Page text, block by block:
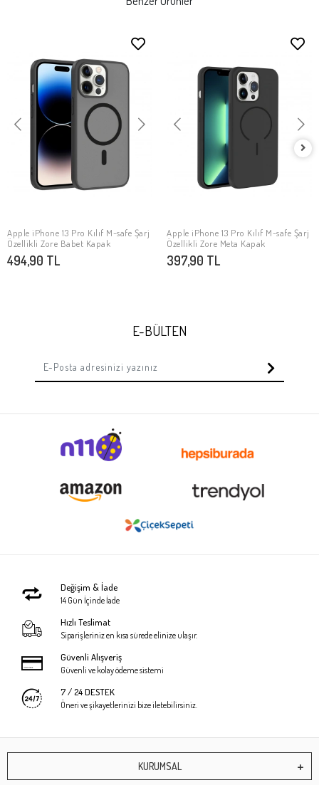
SEPETE EKLE
Apple iPhone 13 Pro Kılıf M-safe Şarj
Özellikli Zore Babet Kapak
494,90 TL
SEPETE EKLE
Apple iPhone 13 Pro Kılıf M-safe Şarj
Özellikli Zore Meta Kapak
397,90 TL
E-BÜLTEN
Değişim & İade
14 Gün İçinde İade
Hızlı Teslimat
Siparişleriniz en kısa sürede elinize ulaşır.
Güvenli Alışveriş
Güvenli ve kolay ödeme sistemi
7 / 24 DESTEK
Öneri ve şikayetlerinizi bize iletebilirsiniz.
KURUMSAL